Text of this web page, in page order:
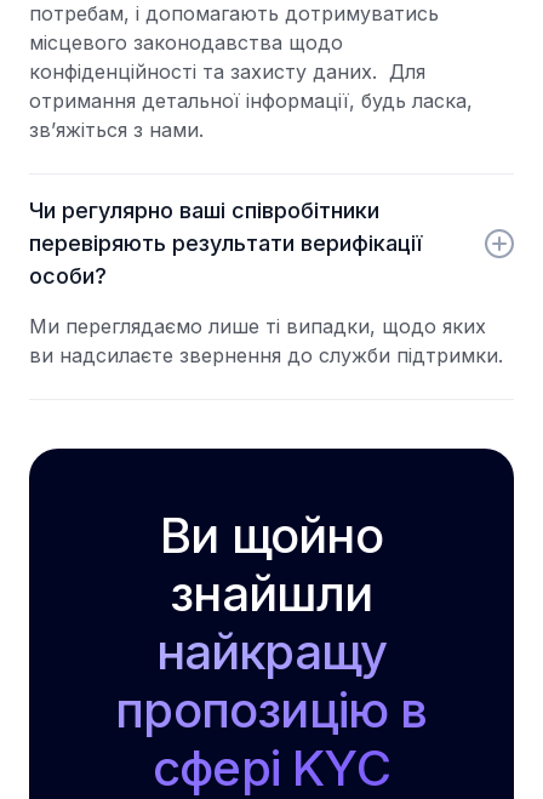
потребам, і допомагають дотримуватись
місцевого законодавства щодо
конфіденційності та захисту даних. Для
отримання детальної інформації, будь ласка,
зв’яжіться з нами.
Чи регулярно ваші співробітники
перевіряють результати верифікації
особи?
Ми переглядаємо лише ті випадки, щодо яких
ви надсилаєте звернення до служби підтримки.
Ви щойно
знайшли
найкращу
пропозицію в
сфері KYC